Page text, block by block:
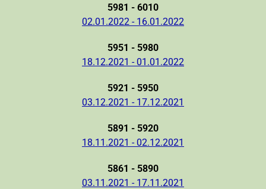
5981 - 6010
02.01.2022 - 16.01.2022
5951 - 5980
18.12.2021 - 01.01.2022
5921 - 5950
03.12.2021 - 17.12.2021
5891 - 5920
18.11.2021 - 02.12.2021
5861 - 5890
03.11.2021 - 17.11.2021